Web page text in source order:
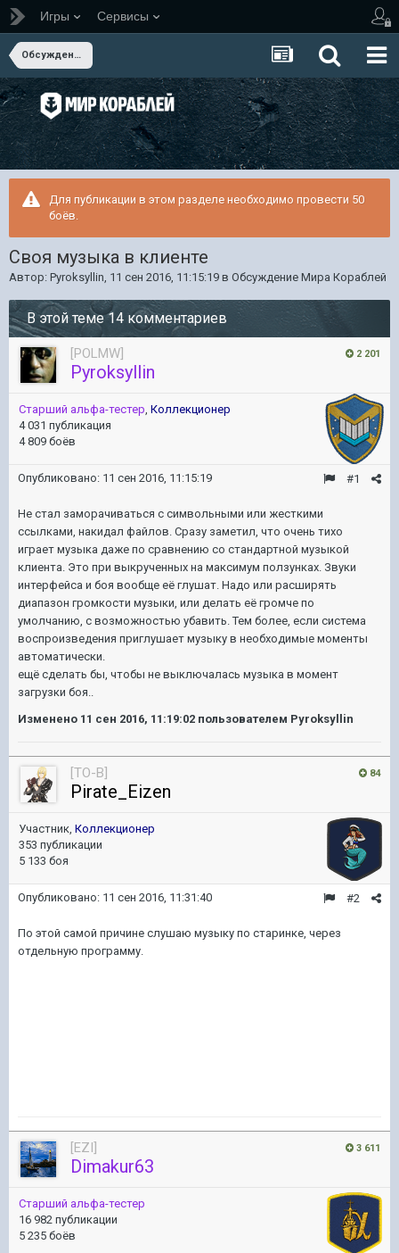
Игры Сервисы
Обсуждение Мира Кораблей
Для публикации в этом разделе необходимо провести 50
боёв.
Своя музыка в клиенте
Автор: Pyroksyllin, 11 сен 2016, 11:15:19 в Обсуждение Мира Кораблей
В этой теме 14 комментариев
2 201
[POLMW]
Pyroksyllin
Старший альфа-тестер, Коллекционер
4 031 публикация
4 809 боёв
#1
Опубликовано: 11 сен 2016, 11:15:19
Не стал заморачиваться с символьными или жесткими
ссылками, накидал файлов. Сразу заметил, что очень тихо
играет музыка даже по сравнению со стандартной музыкой
клиента. Это при выкрученных на максимум ползунках. Звуки
интерфейса и боя вообще её глушат. Надо или расширять
диапазон громкости музыки, или делать её громче по
умолчанию, с возможностью убавить. Тем более, если система
воспроизведения приглушает музыку в необходимые моменты
автоматически.
ещё сделать бы, чтобы не выключалась музыка в момент
загрузки боя..
Изменено 11 сен 2016, 11:19:02 пользователем Pyroksyllin
84
[TO-B]
Pirate_Eizen
Участник, Коллекционер
353 публикации
5 133 боя
#2
Опубликовано: 11 сен 2016, 11:31:40
По этой самой причине слушаю музыку по старинке, через
отдельную программу.
3 611
[EZI]
Dimakur63
Старший альфа-тестер
16 982 публикации
5 235 боёв